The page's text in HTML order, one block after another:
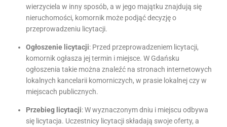
wierzyciela w inny sposób, a w jego majątku znajdują się
nieruchomości, komornik może podjąć decyzję o
przeprowadzeniu licytacji.
Ogłoszenie licytacji: Przed przeprowadzeniem licytacji,
komornik ogłasza jej termin i miejsce. W Gdańsku
ogłoszenia takie można znaleźć na stronach internetowych
lokalnych kancelarii komorniczych, w prasie lokalnej czy w
miejscach publicznych.
Przebieg licytacji: W wyznaczonym dniu i miejscu odbywa
się licytacja. Uczestnicy licytacji składają swoje oferty, a